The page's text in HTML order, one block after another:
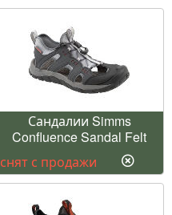
Сандалии Simms
Confluence Sandal Felt
снят с продажи